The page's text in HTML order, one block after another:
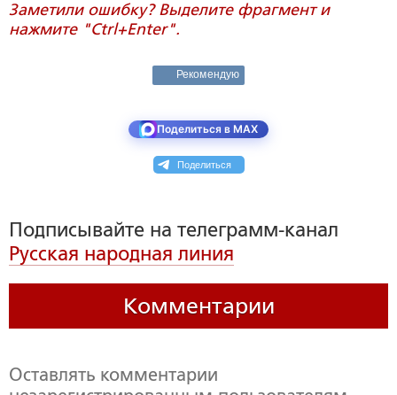
Заметили ошибку? Выделите фрагмент и
нажмите "Ctrl+Enter".
Рекомендую
Поделиться в MAX
Поделиться
Подписывайте на телеграмм-канал
Русская народная линия
Комментарии
Оставлять комментарии